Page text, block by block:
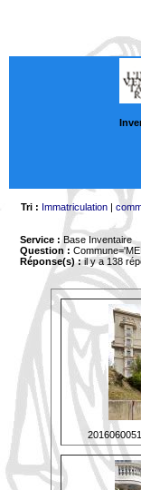
Tri : Immatriculation|
Service : Base Inventaire
Question :
Réponse(s) :il y a 138